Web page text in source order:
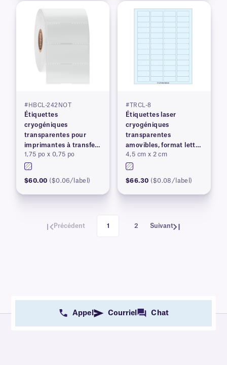
#HBCL-242NOT
Étiquettes
cryogéniques
transparentes pour
imprimantes à transfert
thermique
1,75 po x 0,75 po
$60.00 ($0.06/label)
#TRCL-8
Étiquettes laser
cryogéniques
transparentes
amovibles, format lettre
US
4,5 cm x 2 cm
$66.30 ($0.08/label)
Précédent 1 2 Suivant
Appel Courriel Chat